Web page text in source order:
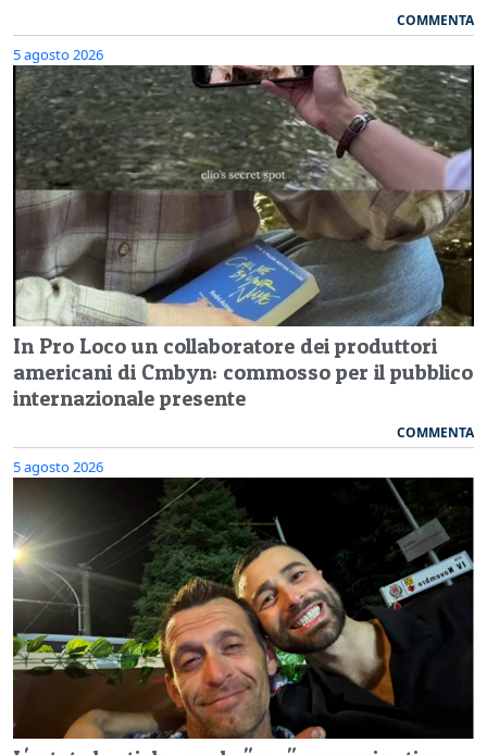
COMMENTA
5 agosto 2026
In Pro Loco un collaboratore dei produttori
americani di Cmbyn: commosso per il pubblico
internazionale presente
COMMENTA
5 agosto 2026